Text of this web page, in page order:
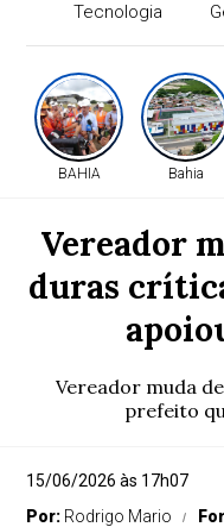
Tecnologia
BAHIA Bahia
Vereador
duras
Vereador muda
prefeito
15/06/2026 às 17h07
Por: Rodrigo Mario